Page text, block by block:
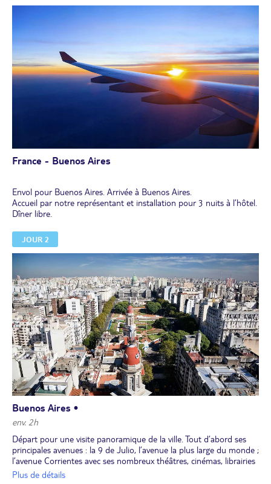
France - Buenos Aires
Envol pour Buenos Aires. Arrivée à Buenos Aires.
Accueil par notre représentant et installation pour 3 nuits à l’hôtel.
Dîner libre.
JOUR 2
Buenos Aires •
env. 2h
Départ pour une visite panoramique de la ville. Tout d’abord ses
principales avenues : la 9 de Julio, l’avenue la plus large du monde ;
l’avenue Corrientes avec ses nombreux théâtres, cinémas, librairies
et restaurants ; l’avenue de Mayo, importante artère dont
Plus de détails